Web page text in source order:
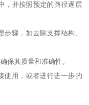
，并按照预定的路径逐层
骤，如去除支撑结构、
保其质量和准确性。
使用，或者进行进一步的